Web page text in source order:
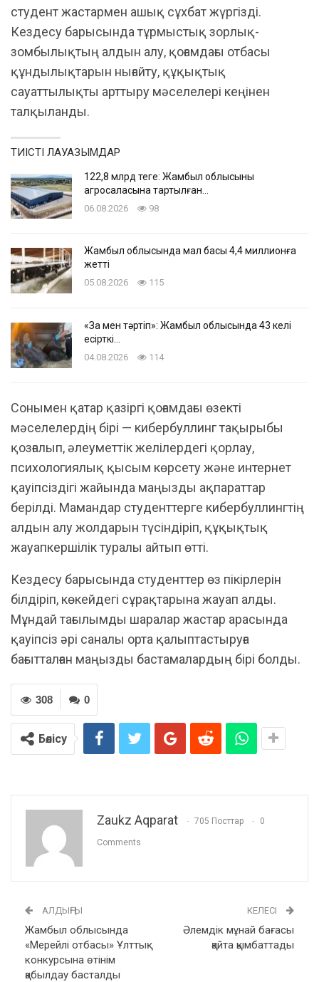
студент жастармен ашық сұхбат жүргізді.
Кездесу барысында тұрмыстық зорлық-
зомбылықтың алдын алу, қоғамдағы отбасы
құндылықтарын нығайту, құқықтық
сауаттылықты арттыру мәселелері кеңінен
талқыланды.
ТИІСТІ ЛАУАЗЫМДАР
122,8 млрд теңге: Жамбыл облысының
агросаласына тартылған…
06.08.2026 98
Жамбыл облысында мал басы 4,4 миллионға
жетті
05.08.2026 115
«Заң мен тәртіп»: Жамбыл облысында 43 келі
есірткі…
04.08.2026 114
Сонымен қатар қазіргі қоғамдағы өзекті
мәселелердің бірі — кибербуллинг тақырыбы
қозғалып, әлеуметтік желілердегі қорлау,
психологиялық қысым көрсету және интернет
қауіпсіздігі жайында маңызды ақпараттар
берілді. Мамандар студенттерге кибербуллингтің
алдын алу жолдарын түсіндіріп, құқықтық
жауапкершілік туралы айтып өтті.
Кездесу барысында студенттер өз пікірлерін
білдіріп, көкейдегі сұрақтарына жауап алды.
Мұндай тағылымды шаралар жастар арасында
қауіпсіз әрі саналы орта қалыптастыруға
бағытталған маңызды бастамалардың бірі болды.
0
308
Бөлісу
Zaukz Aqparat 705 Посттар 0
Comments
АЛДЫҢҒЫ
Жамбыл облысында
«Мерейлі отбасы» Ұлттық
конкурсына өтінім
қабылдау басталды
КЕЛЕСІ
Әлемдік мұнай бағасы
қайта қымбаттады